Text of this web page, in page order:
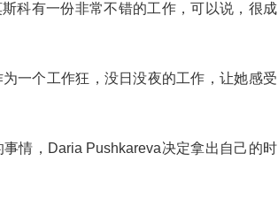
科有一份非常不错的工作，可以说，很成
一个工作狂，没日没夜的工作，让她感受
情，Daria Pushkareva决定拿出自己的时